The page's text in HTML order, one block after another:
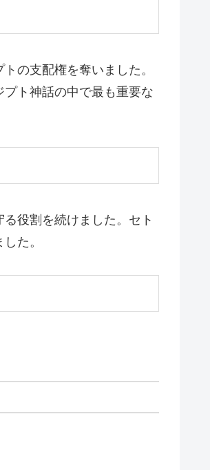
の支配権を奪いました。
ト神話の中で最も重要な
役割を続けました。セト
た。